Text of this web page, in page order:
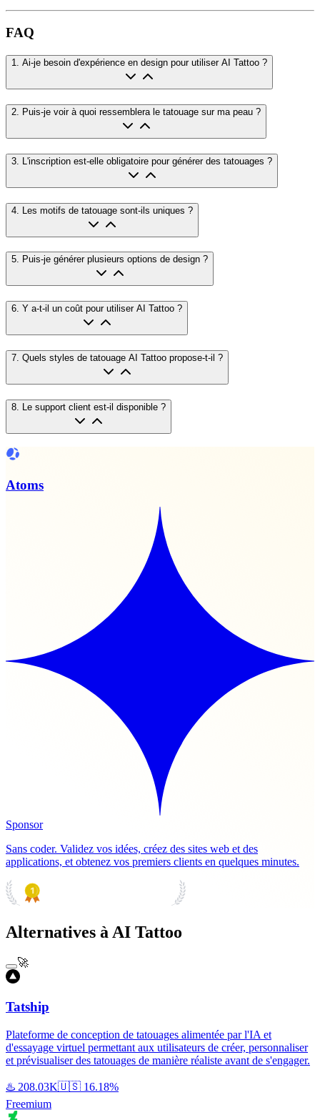
FAQ
1. Ai-je besoin d'expérience en design pour utiliser AI Tattoo ?
2. Puis-je voir à quoi ressemblera le tatouage sur ma peau ?
3 L'inscription est-elle obligatoire pour générer des tatouages ?
4 Les motifs de tatouage sont-ils uniques ?
5. Puis-je générer plusieurs options de design ?
6. Y a-t-il un coût pour utiliser AI Tattoo ?
7 Quels styles de tatouage AI Tattoo propose-t-il ?
8 Le support client est-il disponible ?
Atoms
Sponsor
Sans coder. Validez vos idées, créez des sites web et des
applications, et obtenez vos premiers clients en quelques minutes.
Alternatives à AI Tattoo
🚀
Tatship
Plateforme de conception de tatouages alimentée par l'IA et
d'essayage virtuel permettant aux utilisateurs de créer, personnaliser
et prévisualiser des tatouages de manière réaliste avant de s'engager.
♨️ 208.03K🇺🇸 16.18%
Freemium